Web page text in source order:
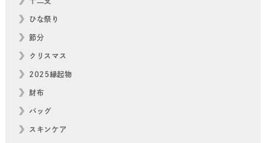
ひな祭り
節分
クリスマス
2025縁起物
財布
バッグ
スキンケア